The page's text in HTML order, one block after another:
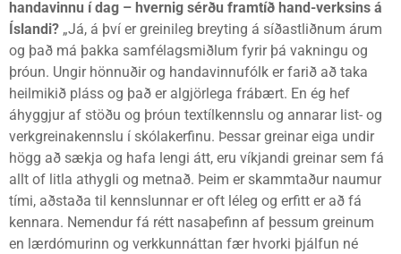
handavinnu í dag – hvernig sérðu framtíð hand-verksins á
Íslandi? „Já, á því er greinileg breyting á síðastliðnum árum
og það má þakka samfélagsmiðlum fyrir þá vakningu og
þróun. Ungir hönnuðir og handavinnufólk er farið að taka
heilmikið pláss og það er algjörlega frábært. En ég hef
áhyggjur af stöðu og þróun textílkennslu og annarar list- og
verkgreinakennslu í skólakerfinu. Þessar greinar eiga undir
högg að sækja og hafa lengi átt, eru víkjandi greinar sem fá
allt of litla athygli og metnað. Þeim er skammtaður naumur
tími, aðstaða til kennslunnar er oft léleg og erfitt er að fá
kennara. Nemendur fá rétt nasaþefinn af þessum greinum
en lærdómurinn og verkkunnáttan fær hvorki þjálfun né